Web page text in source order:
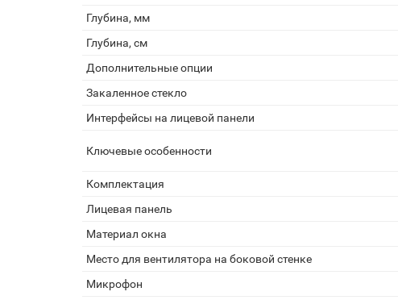
Глубина, мм
Глубина, см
Дополнительные опции
Закаленное стекло
Интерфейсы на лицевой панели
Ключевые особенности
Комплектация
Лицевая панель
Материал окна
Место для вентилятора на боковой стенке
Микрофон